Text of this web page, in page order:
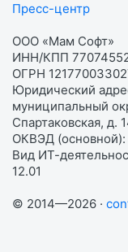
Пресс-центр
ООО «Мам Софт»
ИНН/КПП
ОГРН
Юридический
муниципальный
Спартаковская, д.
ОКВЭД (основной):
Вид ИТ-
12.01
© 2014—2026 ·